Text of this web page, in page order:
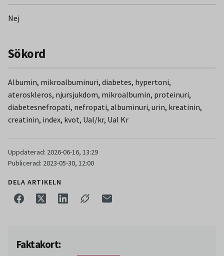
mätt som mg/mmol kreatinin är alltid positivt korrelerad
till såväl insjuknande i kardiovaskulär sjukdom som död.
Nej
Sökord
Albumin, mikroalbuminuri, diabetes, hypertoni,
ateroskleros, njursjukdom, mikroalbumin, proteinuri,
diabetesnefropati, nefropati, albuminuri, urin, kreatinin,
creatinin, index, kvot, Ual/kr, Ual Kr
Uppdaterad: 2026-06-16, 13:29
Publicerad: 2023-05-30, 12:00
DELA ARTIKELN
Faktakort: